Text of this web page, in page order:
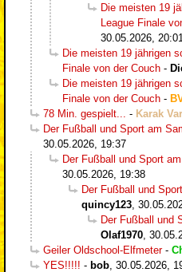
Die meisten 19
League Finale
30.05.2026, 20:01
Die meisten 19 jährigen
Finale von der Couch -
Die meisten 19 jährigen
Finale von der Couch -
78 Min. gespielt...
- Karak
Der Fußball und Sport am
30.05.2026, 19:37
Der Fußball und Sport
30.05.2026, 19:38
Der Fußball und
quincy123
Der Fußball und
Olaf1970
Geiler Oldschool-Elfmeter-
YES!!!!! - bob 30.05.2026,